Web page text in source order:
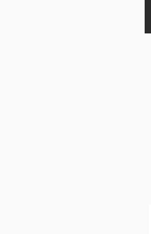
'வெற்றி